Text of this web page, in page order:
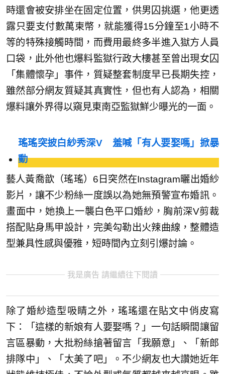
時還會被安排坐在固定位置，供男囚挑選，他更透
露只要支付數萬柬幣，就能獲得15分鐘至1小時不
等的特殊接觸時間，而費用最終多半進入獄方人員
口袋，此外他也爆料監獄行政大樓甚至曾出現女囚
「集體懷孕」事件，質疑整套制度早已長期失控，
雖然部分網友質疑其真實性，但也有人認為，相關
爆料讓外界得以窺見東南亞監獄鮮少曝光的一面。
瑤瑤突披白紗秀深V 羞喊「有人要娶嗎」掀暴
動
藝人黃喬歆（瑤瑤）6日突然在Instagram曬出婚紗
影片，讓不少粉絲一度誤以為她無預警宣布婚訊。
畫面中，她換上一襲白色平口婚紗，胸前深V剪裁
搭配貼身馬甲設計，完美勾勒出火辣曲線，整體造
型兼具性感與優雅，短時間內立刻引爆討論。
我是廣告 請繼續往下閱讀
除了婚紗造型吸睛之外，瑤瑤還在貼文中俏皮寫
下：「這樣的新娘有人要娶嗎？」一句話瞬間讓留
言區暴動，大批粉絲搶著留言「我願意」、「新郎
排隊中」、「太美了吧」。不少網友也大讚她近年